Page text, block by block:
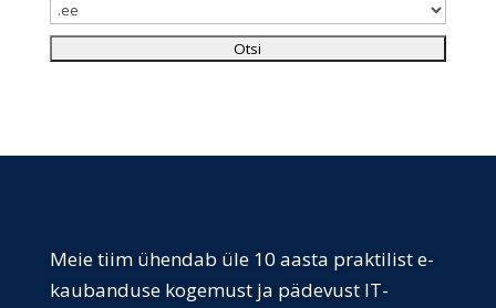
Meie tiim ühendab üle 10 aasta praktilist e-
kaubanduse kogemust ja pädevust IT-